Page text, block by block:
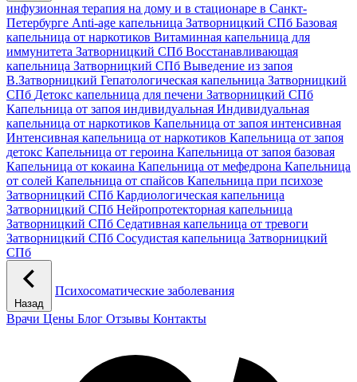
инфузионная терапия на дому и в стационаре в Санкт-
Петербурге Anti-age капельница Затворницкий СПб Базовая
капельница от наркотиков Витаминная капельница для
иммунитета Затворницкий СПб Восстанавливающая
капельница Затворницкий СПб Выведение из запоя
В.Затворницкий Гепатологическая капельница Затворницкий
СПб Детокс капельница для печени Затворницкий СПб
Капельница от запоя индивидуальная Индивидуальная
капельница от наркотиков Капельница от запоя интенсивная
Интенсивная капельница от наркотиков Капельница от запоя
детокс Капельница от героина Капельница от запоя базовая
Капельница от кокаина Капельница от мефедрона Капельница
от солей Капельница от спайсов Капельница при психозе
Затворницкий СПб Кардиологическая капельница
Затворницкий СПб Нейропротекторная капельница
Затворницкий СПб Седативная капельница от тревоги
Затворницкий СПб Сосудистая капельница Затворницкий
СПб
Назад
Психосоматические заболевания
Врачи Цены Блог Отзывы Контакты